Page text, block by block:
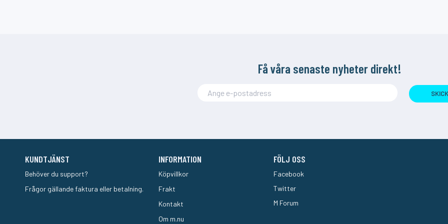
Få våra senaste nyheter direkt!
KUNDTJÄNST
Behöver du support?
Frågor gällande faktura eller betalning.
INFORMATION
Köpvillkor
Frakt
Kontakt
Om m.nu
FÖLJ OSS
Facebook
Twitter
M Forum